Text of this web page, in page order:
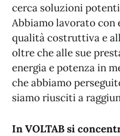
cerca soluzioni
Abbiamo lavorato con
qualità costruttiva e
oltre che alle sue
energia e potenza in
che abbiamo
siamo riusciti a
In VOLTAB si